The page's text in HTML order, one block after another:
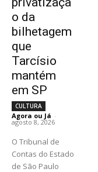
o da
bilhetagem
que
Tarcísio
mantém
em SP
CULTURA
Agora ou Já -
agosto 8, 2026
O Tribunal de
Contas do Estado
de São Paulo